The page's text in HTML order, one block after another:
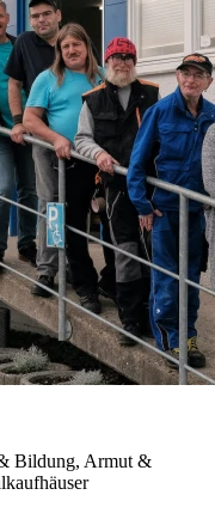
Bildung, Armut &